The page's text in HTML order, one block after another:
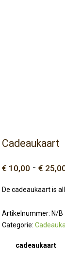
Cadeaukaart
€ 10,00 - €
De cadeaukaart is
Artikelnummer: N/B
Categorie:
cadeaukaart